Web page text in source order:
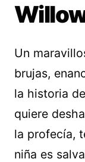
Un
brujas,
la historia
quiere
la profecía,
niña es